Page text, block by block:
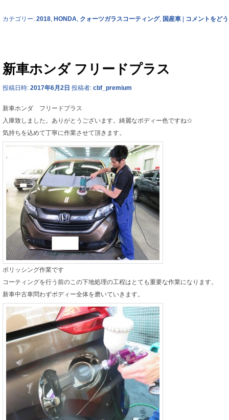
カテゴリー: 2018, HONDA, クォーツガラスコーティング, 国産車 コメントをど
新車ホンダ フリードプラス
投稿日時: 2017年6月2日 投稿者: cbf_premium
新車ホンダ フリードプラス
入庫致しました。ありがとうございます。綺麗なボディー色ですね☆
気持ちを込めて丁寧に作業させて頂きます。
ポリッシング作業です
コーティングを行う前のこの下地処理の工程はとても重要な作業になります。
新車中古車問わずボディー全体を磨いていきます。